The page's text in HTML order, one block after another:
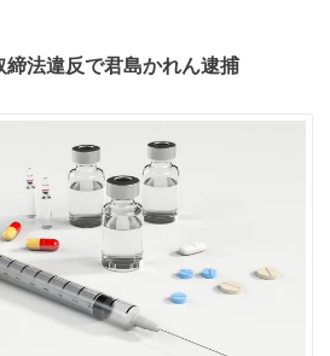
法違反で君島かれん逮捕